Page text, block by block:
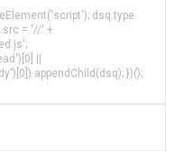
dsq.type
= '//' +
||
})();